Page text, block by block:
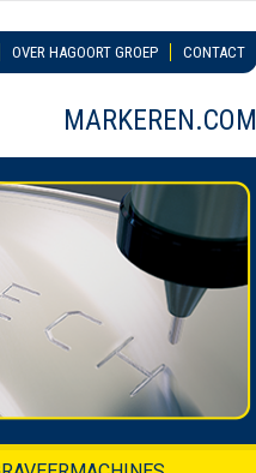
OVER HAGOORT GROEP CONTACT
MARKEREN.COM